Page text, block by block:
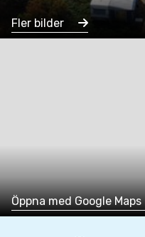
Fler bilder
Öppna med Google Maps